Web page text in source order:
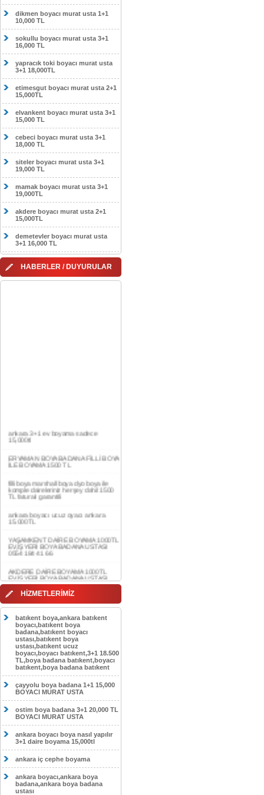
dikmen boyacı murat usta 1+1
10,000 TL
sokullu boyacı murat usta 3+1
16,000 TL
yapracık toki boyacı murat usta
3+1 18,000TL
etimesgut boyacı murat usta 2+1
15,000TL
elvankent boyacı murat usta 3+1
15,000 TL
cebeci boyacı murat usta 3+1
18,000 TL
siteler boyacı murat usta 3+1
19,000 TL
mamak boyacı murat usta 3+1
19,000TL
akdere boyacı murat usta 2+1
15,000TL
demetevler boyacı murat usta
3+1 16,000 TL
HABERLER / DUYURULAR
ERYAMAN BOYA BADANA FİLLİ BOYA
İLE BOYAMA 1500 TL
filli boya marshall boya dyo boya ile
komple daireleriniz herşey dahil 1500
ankara boyacı ucuz oyacı ankara
15.000TL
YAŞAMKENT DAİRE BOYAMA 1000TL
EV,İŞYERİ BOYA BADANA USTASI
AKDERE DAİRE BOYAMA 1000TL
EV,İŞYERİ BOYA BADANA USTASI
CEBECİ DAİRE BOYAMA 1000TL
EV,İŞYERİ BOYA BADANA USTASI
0554 184 41 66
EV,İŞYERİ BOYA BADANA USTASI
0554 184 41 66
GÖLBAŞI DAİRE BOYAMA 1000TL
EV,İŞYERİ BOYA BADANA USTASI
0554 184 41 66
SOKULLU DAİRE BOYAMA 1000TL
EV,İŞYERİ BOYA BADANA USTASI
0554 184 41 66
HİZMETLERİMİZ
batıkent boya,ankara batıkent
boyacı,batıkent boya
badana,batıkent boyacı
ustası,batıkent boya
ustası,batıkent ucuz
boyacı,boyacı batıkent,3+1 18.500
TL,boya badana batıkent,boyacı
batıkent,boya badana batıkent
çayyolu boya badana 1+1 15,000
BOYACI MURAT USTA
ostim boya badana 3+1 20,000 TL
BOYACI MURAT USTA
ankara boyacı boya nasıl yapılır
3+1 daire boyama 15,000tl
ankara iç cephe boyama
ankara boyacı,ankara boya
badana,ankara boya badana
ustası